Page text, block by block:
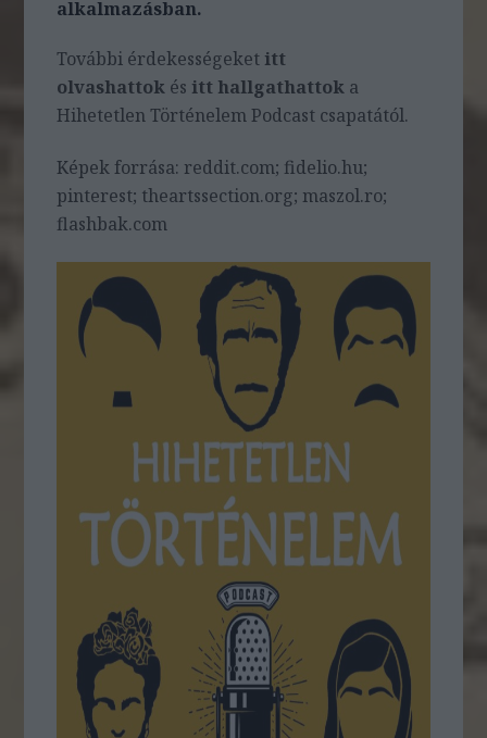
alkalmazásban.
További érdekességeket itt
olvashattok és itt hallgathattok a
Hihetetlen Történelem Podcast csapatától.
Képek forrása: reddit.com; fidelio.hu;
pinterest; theartssection.org; maszol.ro;
flashbak.com